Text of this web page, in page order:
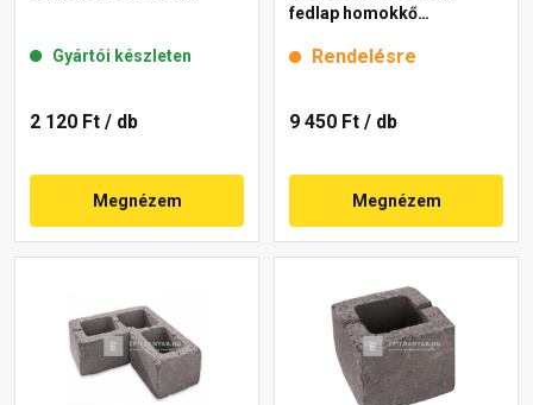
Gyártói készleten
2 120 Ft / db
Megnézem
fedlap homokkő
Rendelésre
9 450 Ft / db
Megnézem